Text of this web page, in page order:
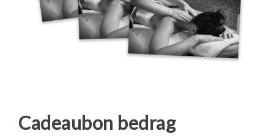
Cadeaubon bedrag